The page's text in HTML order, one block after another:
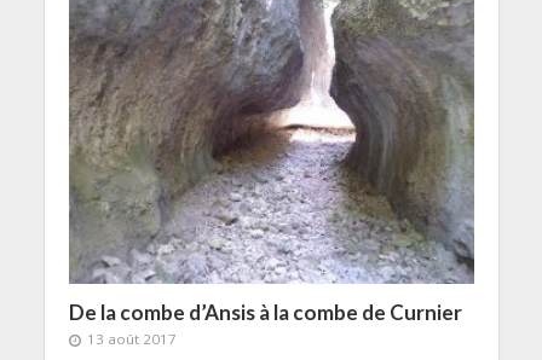
De la combe d’Ansis à la combe de Curnier
13 août 2017